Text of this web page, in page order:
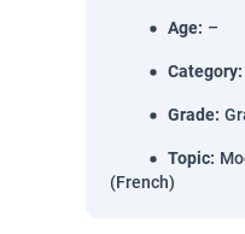
Age: –
Category:
Grade:
Topic:
(French)